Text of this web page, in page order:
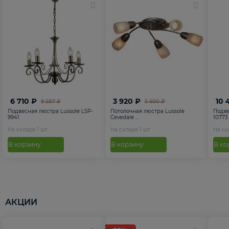
9 587 ₽
6 710 ₽
Подвесная люстра Lussole LSP-
9941
На складе 1 шт
В корзину
5 600 ₽
3 920 ₽
Потолочная люстра Lussole
Cevedale ...
На складе 1 шт
В корзину
10
10773
На
В
АКЦИИ